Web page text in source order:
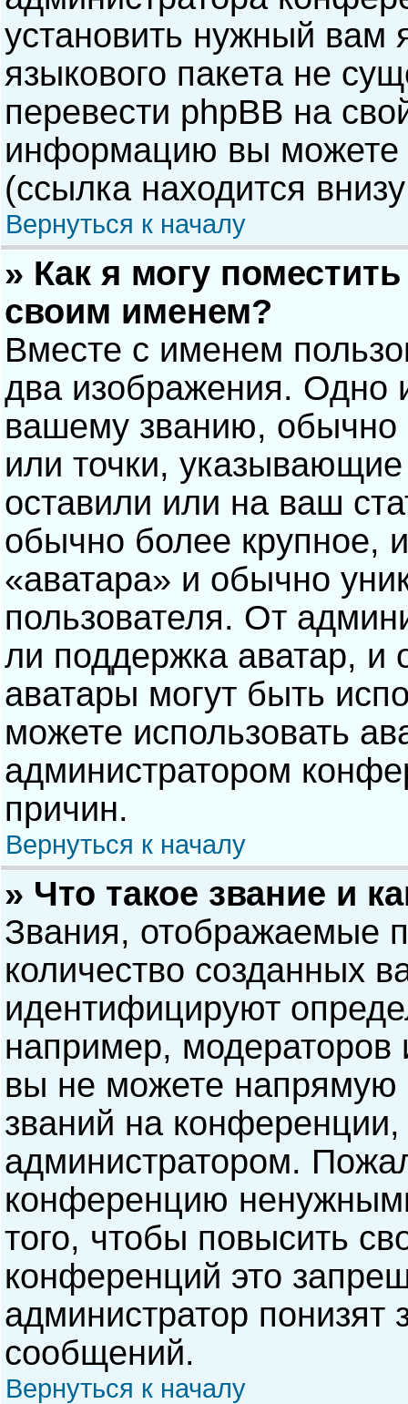
установить нужный вам
языкового пакета не
перевести phpBB на
информацию вы можете
(ссылка находится
Вернуться к началу
» Как я могу
своим именем?
Вместе с именем
два изображения. Одно
вашему званию, обычно
или точки,
оставили или на ваш
обычно более крупное,
«аватара» и обычно
пользователя. От
ли поддержка аватар, и
аватары могут быть
можете использовать
администратором
причин.
Вернуться к началу
» Что такое звание и
Звания, отображаемые
количество созданных
идентифицируют
например,
вы не можете напрямую
званий на
администратором.
конференцию
того, чтобы повысить
конференций это
администратор понизят
сообщений.
Вернуться к началу